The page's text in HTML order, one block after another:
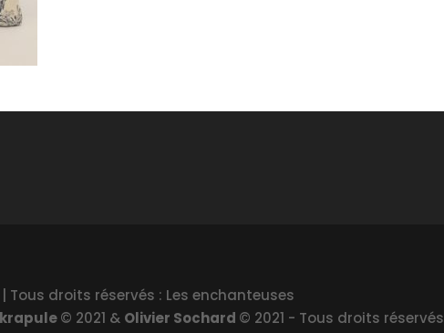
| Tous droits réservés : Les enchanteuses
© 2021 & Olivier Sochard © 2021 - Tous droits réservés